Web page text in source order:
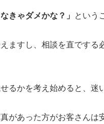
きゃダメかな？」 という
ますし、相談を直でする
るかを考え始めると、迷
があった方がお客さんは